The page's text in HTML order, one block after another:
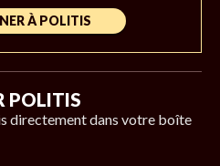
À POLITIS
POLITIS
directement dans votre boîte